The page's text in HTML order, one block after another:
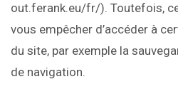
out.ferank.eu/fr/). Toutefois,
vous empêcher d’accéder à
du site, par exemple la
de navigation.